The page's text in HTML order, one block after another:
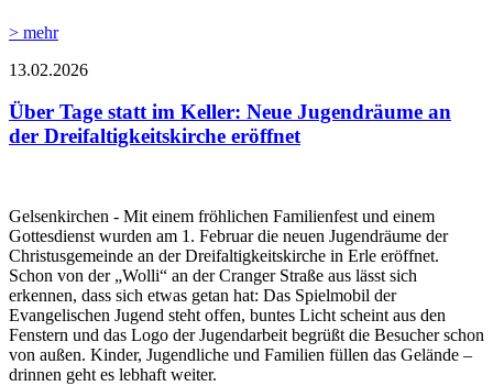
> mehr
13.02.2026
Über Tage statt im Keller: Neue Jugendräume an
der Dreifaltigkeitskirche eröffnet
Gelsenkirchen - Mit einem fröhlichen Familienfest und einem
Gottesdienst wurden am 1. Februar die neuen Jugendräume der
Christusgemeinde an der Dreifaltigkeitskirche in Erle eröffnet.
Schon von der „Wolli“ an der Cranger Straße aus lässt sich
erkennen, dass sich etwas getan hat: Das Spielmobil der
Evangelischen Jugend steht offen, buntes Licht scheint aus den
Fenstern und das Logo der Jugendarbeit begrüßt die Besucher schon
von außen. Kinder, Jugendliche und Familien füllen das Gelände –
drinnen geht es lebhaft weiter.